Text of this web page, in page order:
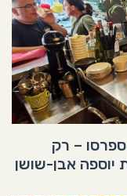
– רק
יוספה אבן-שושן